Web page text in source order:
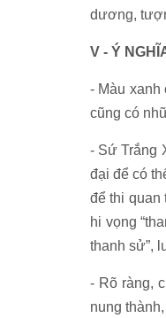
dương,
V - Ý
- Màu xanh
cũng có
- Sứ Trắng
đại để có
để thi quan
hi vọng
thanh sử”,
- Rõ ràng,
nung